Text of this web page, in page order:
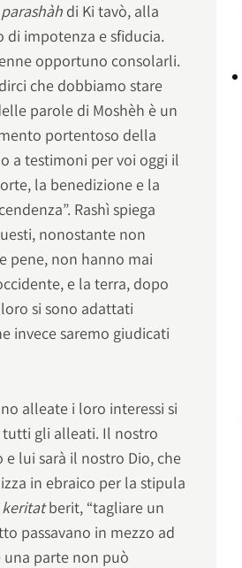
parashàh di Ki tavò, alla
impotenza e sfiducia.
opportuno consolarli.
che dobbiamo stare
parole di Moshèh è un
portentoso della
a testimoni per voi oggi il
la benedizione e la
Rashì spiega
nonostante non
pene, non hanno mai
e la terra, dopo
si sono adattati
invece saremo giudicati
alleate i loro interessi si
tutti gli alleati. Il nostro
lui sarà il nostro Dio, che
in ebraico per la stipula
keritatberit, “tagliare un
passavano in mezzo ad
una parte non può